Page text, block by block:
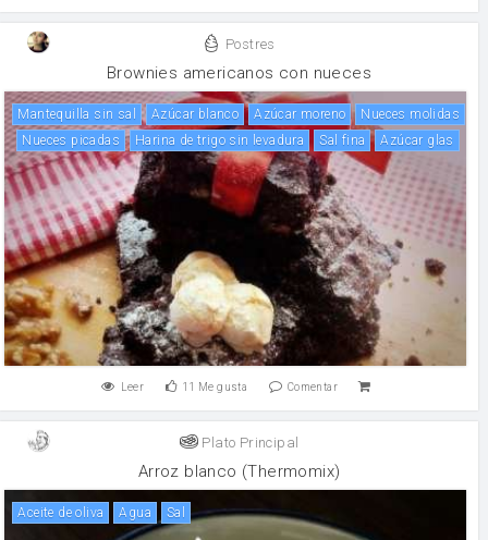
Postres
Brownies americanos con nueces
mantequilla sin sal Azúcar blanco Azúcar moreno
Nueces molidas
nueces picadas
Harina de trigo sin levadura Sal fina azúcar glas
Leer 11 Me gusta Comentar
Plato Principal
Arroz blanco (Thermomix)
aceite de oliva agua sal